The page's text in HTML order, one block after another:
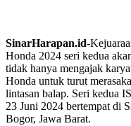
SinarHarapan.id-
Honda 2024 seri kedua
tidak hanya mengajak
Honda untuk turut
lintasan balap. Seri kedua
23 Juni 2024 bertempat di
Bogor, Jawa Barat.